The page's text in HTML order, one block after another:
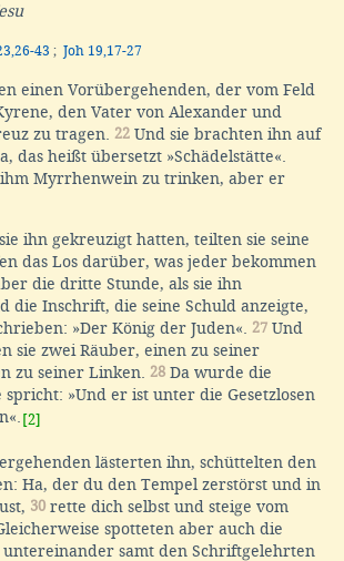
43 ; Joh 19,17-27
einen Vorübergehenden, der vom Feld
den Vater von Alexander und
zu tragen. 22 Und sie brachten ihn auf
das heißt übersetzt »Schädelstätte«.
ihm Myrrhenwein zu trinken, aber er
ihn gekreuzigt hatten, teilten sie seine
das Los darüber, was jeder bekommen
die dritte Stunde, als sie ihn
die Inschrift, die seine Schuld anzeigte,
»Der König der Juden«. 27 Und
sie zwei Räuber, einen zu seiner
zu seiner Linken. 28 Da wurde die
»Und er ist unter die Gesetzlosen
[2]
lästerten ihn, schüttelten den
Ha, der du den Tempel zerstörst und in
30 rette dich selbst und steige vom
spotteten aber auch die
samt den Schriftgelehrten